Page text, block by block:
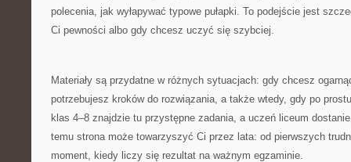
polecenia, jak wyłapywać typowe pułapki. To podejście jest
Ci pewności albo gdy chcesz uczyć się szybciej.
Materiały są przydatne w różnych sytuacjach: gdy chcesz
potrzebujesz kroków do rozwiązania, a także wtedy, gdy po
klas 4–8 znajdzie tu przystępne zadania, a uczeń liceum
temu strona może towarzyszyć Ci przez lata: od pierwszych
moment, kiedy liczy się rezultat na ważnym egzaminie.